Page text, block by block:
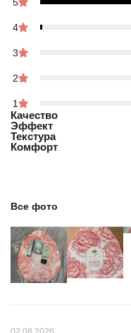
4
3
2
1
Качество
Эффект
Текстура
Комфорт
Все фото